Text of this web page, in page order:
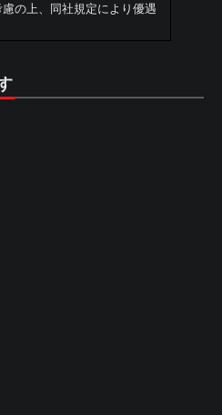
の上、同社規定により優遇